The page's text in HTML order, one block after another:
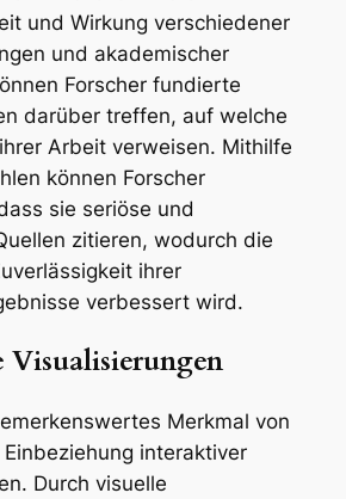
und Wirkung verschiedener
und akademischer
Forscher fundierte
darüber treffen, auf welche
Arbeit verweisen. Mithilfe
können Forscher
sie seriöse und
zitieren, wodurch die
ihrer
verbessert wird.
Merkmal von
interaktiver
Durch visuelle